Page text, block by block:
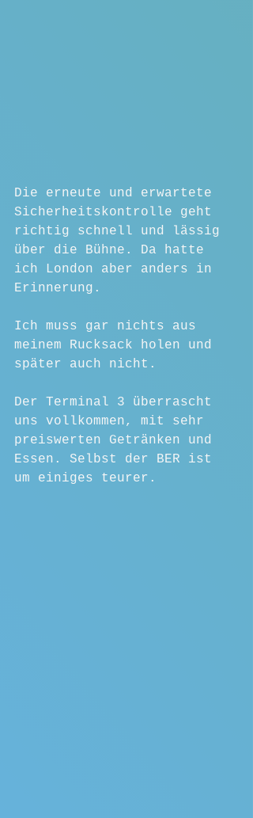
Die erneute und erwartete
Sicherheitskontrolle geht
richtig schnell und lässig
über die Bühne. Da hatte
ich London aber anders in
Erinnerung.
Ich muss gar nichts aus
meinem Rucksack holen und
später auch nicht.
Der Terminal 3 überrascht
uns vollkommen, mit sehr
preiswerten Getränken und
Essen. Selbst der BER ist
um einiges teurer.